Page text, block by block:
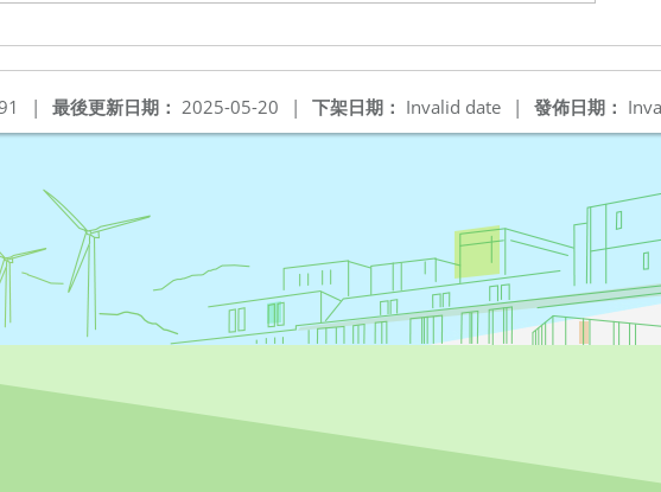
發佈日期：
下架日期： Invalid date |
最後更新日期： 2025-05-20 |
|